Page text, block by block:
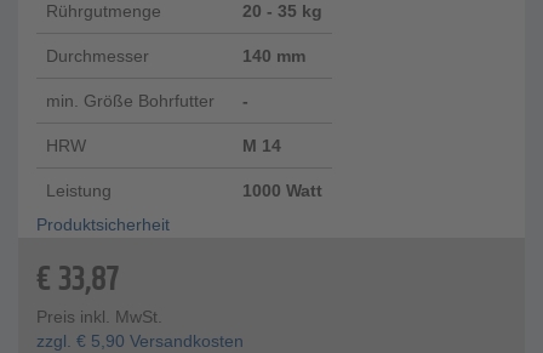
Rührgutmenge 20 - 35 kg
Durchmesser 140 mm
min. Größe Bohrfutter -
HRW M 14
Leistung
1000 Watt
Produktsicherheit
€33,87
Preis inkl. MwSt.
zzgl. € 5,90 Versandkosten